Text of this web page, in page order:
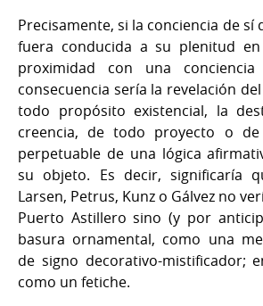
Precisamente, si la conciencia de sí
fuera conducida a su plenitud
proximidad con una
consecuencia sería la revelación
todo propósito existencial, la
creencia, de todo proyecto o
perpetuable de una lógica
su objeto. Es decir, significaría
Larsen, Petrus, Kunz o Gálvez no
Puerto Astillero sino (y por
basura ornamental, como una
de signo decorativo-mistificador;
como un fetiche.